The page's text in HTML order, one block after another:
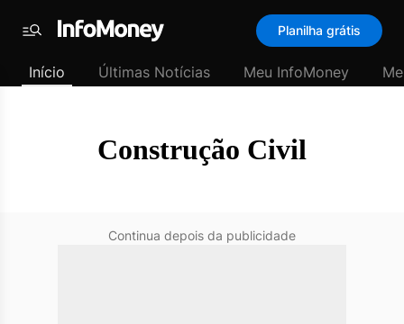
Padrão
Últimas
Menu
Planilha grátis
Início Últimas Notícias Meu InfoMoney
Construção Civil
Continua depois da publicidade